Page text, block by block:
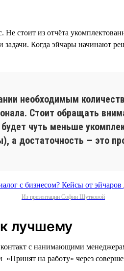
стоит из отчёта
задачи. Когда эйчары начинают
необходимым
Стоит обращать
чуть меньше
а достаточность — это
Из презентации Софии Шутковой
лучшему
с нанимающими
на работу» через